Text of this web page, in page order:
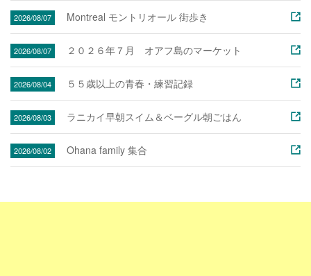
2026/08/07 Montreal モントリオール 街歩き
2026/08/07 ２０２６年７月 オアフ島のマーケット
2026/08/04 ５５歳以上の青春・練習記録
2026/08/03 ラニカイ早朝スイム＆ベーグル朝ごはん
2026/08/02 Ohana family 集合